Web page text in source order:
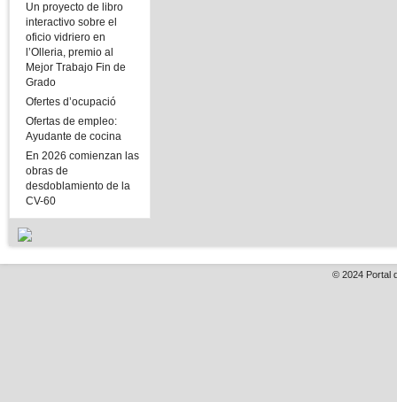
Un proyecto de libro
interactivo sobre el
oficio vidriero en
l’Olleria, premio al
Mejor Trabajo Fin de
Grado
Ofertes d’ocupació
Ofertas de empleo:
Ayudante de cocina
En 2026 comienzan las
obras de
desdoblamiento de la
CV-60
© 2024 Portal